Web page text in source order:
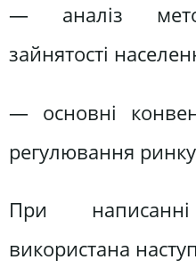
— аналіз
зайнятості
— основні
регулювання
При
використана